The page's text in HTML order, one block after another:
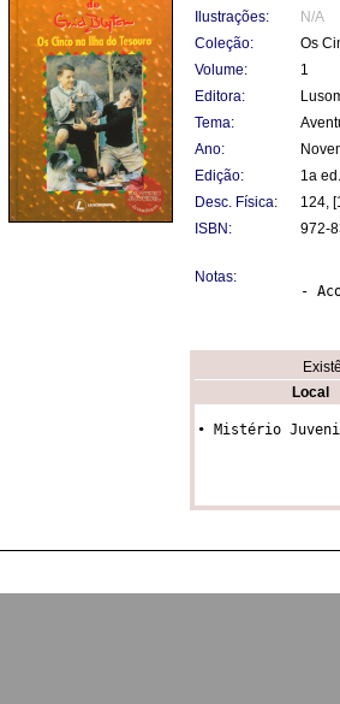
Ilustrações:
N/A
Coleção:
Os
Volume:
1
Editora:
Tema:
Ano:
Edição:
1a ed.
Desc. Física:
124,
ISBN:
972-
Notas:
-
Local
• Mistério